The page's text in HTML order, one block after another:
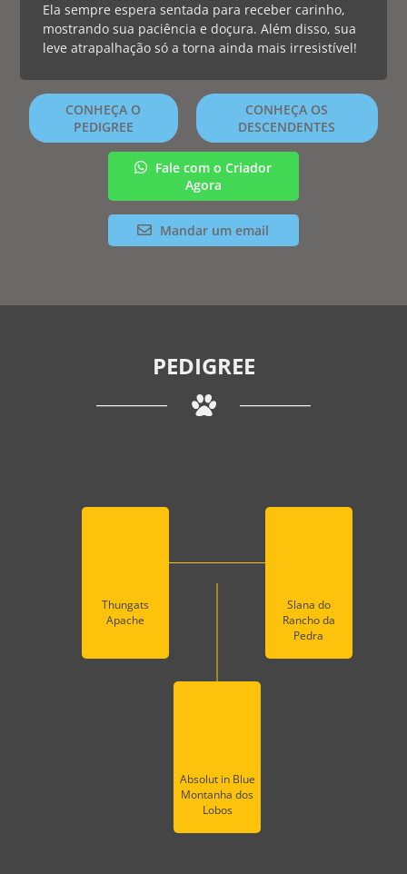
Ela sempre espera sentada para receber carinho,
mostrando sua paciência e doçura. Além disso, sua
leve atrapalhação só a torna ainda mais irresistível!
CONHEÇA O
PEDIGREE
CONHEÇA OS
DESCENDENTES
Fale com o Criador
Agora
Mandar um email
PEDIGREE
Absolut in Blue
Montanha dos
Lobos
Thungats
Apache
Slana do
Rancho da
Pedra